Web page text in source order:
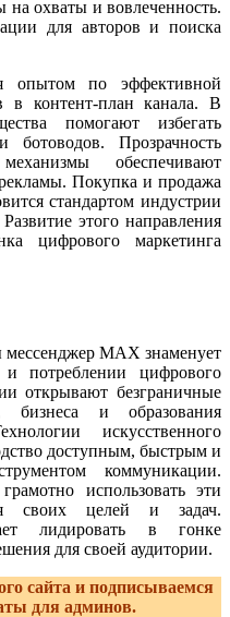
охваты и вовлеченность.
для авторов и поиска
опытом по эффективной
в контент-план канала. В
помогают избегать
ботоводов. Прозрачность
обеспечивают
Покупка и продажа
стандартом индустрии
этого направления
цифрового маркетинга
MAX знаменует
потреблении цифрового
открывают безграничные
бизнеса и образования
искусственного
доступным, быстрым и
коммуникации.
использовать эти
своих целей и задач.
лидировать в гонке
для своей аудитории.
сайта и подписываемся
для админов.